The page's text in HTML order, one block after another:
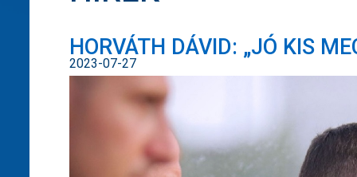
HORVÁTH DÁVID: „JÓ KIS
2023-07-27